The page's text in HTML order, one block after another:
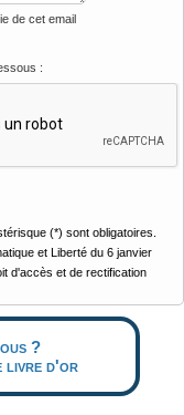
de cet email
:
(*) sont obligatoires.
et Liberté du 6 janvier
d'accès et de rectification
?
livre d'or